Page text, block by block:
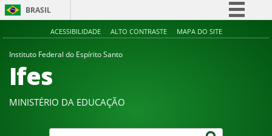
BRASIL
Simplifique!
Canais
ACESSIBILIDADE ALTO CONTRASTE MAPA DO SITE
Instituto Federal do Espírito Santo
Ifes
MINISTÉRIO DA EDUCAÇÃO